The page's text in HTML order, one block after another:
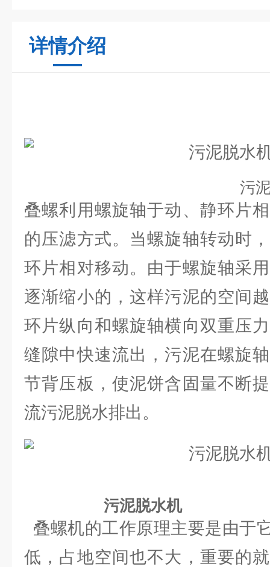
详情介绍
污泥脱水
叠螺利用螺旋轴于动、静环片
的压滤方式。当螺旋轴转动时
环片相对移动。由于螺旋轴采
逐渐缩小的，这样污泥的空间
环片纵向和螺旋轴横向双重压
缝隙中快速流出，污泥在螺旋
节背压板，使泥饼含固量不断
流污泥脱水排出。
污泥脱水机
叠螺机的工作原理主要是由于
低，占地空间也不大，重要的